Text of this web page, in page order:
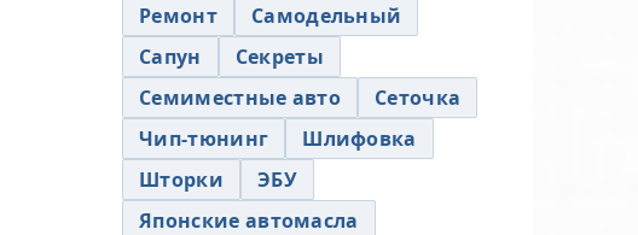
Ремонт
Самодельный
Сапун
Секреты
Семиместные авто
Сеточка
Чип-тюнинг
Шлифовка
Шторки
ЭБУ
Японские автомасла